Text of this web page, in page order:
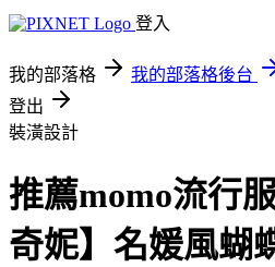
登入
我的部落格 我的部落格後台
登出
裝潢設計
推薦momo流行
奇妮】名媛風蝴